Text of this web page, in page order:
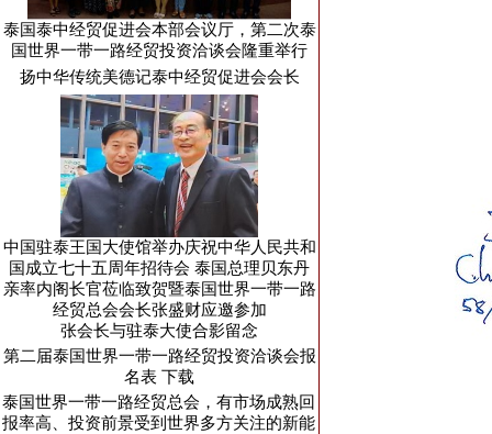
泰国泰中经贸促进会本部会议厅，第二次泰
国世界一带一路经贸投资洽谈会隆重举行
扬中华传统美德记泰中经贸促进会会长
中国驻泰王国大使馆举办庆祝中华人民共和
国成立七十五周年招待会 泰国总理贝东丹
亲率内阁长官莅临致贺暨泰国世界一带一路
经贸总会会长张盛财应邀参加
张会长与驻泰大使合影留念
第二届泰国世界一带一路经贸投资洽谈会报
名表 下载
泰国世界一带一路经贸总会，有市场成熟回
报率高、投资前景受到世界多方关注的新能